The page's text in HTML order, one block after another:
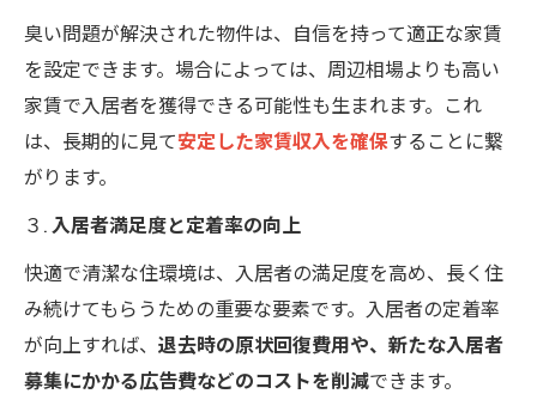
臭い問題が解決された物件は、自信を持って適正な家賃
を設定できます。場合によっては、周辺相場よりも高い
家賃で入居者を獲得できる可能性も生まれます。これ
は、長期的に見て安定した家賃収入を確保することに繋
がります。
３.入居者満足度と定着率の向上
快適で清潔な住環境は、入居者の満足度を高め、長く住
み続けてもらうための重要な要素です。入居者の定着率
が向上すれば、 退去時の原状回復費用や、新たな入居者
募集にかかる広告費などのコストを削減できます。